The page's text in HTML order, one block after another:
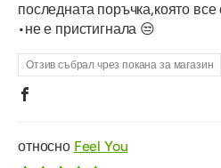
последната поръчка,която
•не е пристигнала 😒
Отзив събрал чрез покана за магазин
Feel You